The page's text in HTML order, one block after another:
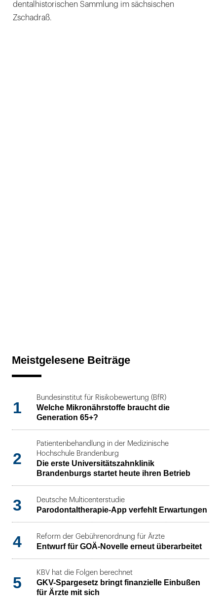
dentalhistorischen Sammlung im sächsischen
Zschadraß.
Meistgelesene Beiträge
1
Bundesinstitut für Risikobewertung (BfR)
Welche Mikronährstoffe braucht die
Generation 65+?
2
Patientenbehandlung in der Medizinische
Hochschule Brandenburg
Die erste Universitätszahnklinik
Brandenburgs startet heute ihren Betrieb
3 Deutsche Multicenterstudie
Parodontaltherapie-App verfehlt Erwartungen
4 Reform der Gebührenordnung für Ärzte
Entwurf für GOÄ-Novelle erneut überarbeitet
5
KBV hat die Folgen berechnet
GKV-Spargesetz bringt finanzielle Einbußen
für Ärzte mit sich